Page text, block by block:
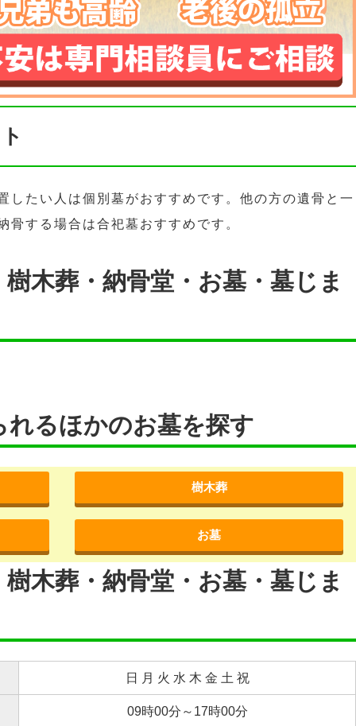
したい人は個別墓がおすすめです。他の方の遺骨と一
骨する場合は合祀墓おすすめです。
木葬・納骨堂・お墓・墓じま
れるほかのお墓を探す
樹木葬
お墓
木葬・納骨堂・お墓・墓じま
日 月 火 水 木 金 土 祝
09時00分～17時00分